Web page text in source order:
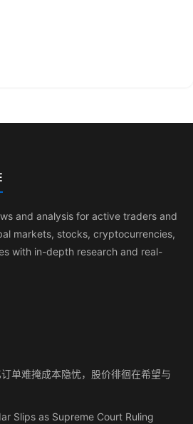
and analysis for active traders and
markets, stocks, cryptocurrencies,
with in-depth research and real-
单难掩成本隐忧，股价徘徊在希望与
Slips as Supreme Court Ruling